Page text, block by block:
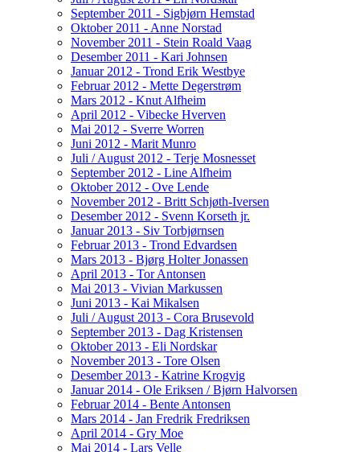
September 2011 - Sigbjørn Hemstad
Oktober 2011 - Anne Norstad
November 2011 - Stein Roald Vaag
Desember 2011 - Kari Johnsen
Januar 2012 - Trond Erik Westbye
Februar 2012 - Mette Degerstrøm
Mars 2012 - Knut Alfheim
April 2012 - Vibecke Hverven
Mai 2012 - Sverre Worren
Juni 2012 - Marit Munro
Juli / August 2012 - Terje Mosnesset
September 2012 - Line Alfheim
Oktober 2012 - Ove Lende
November 2012 - Britt Schjøth-Iversen
Desember 2012 - Svenn Korseth jr.
Januar 2013 - Siv Torbjørnsen
Februar 2013 - Trond Edvardsen
Mars 2013 - Bjørg Holter Jonassen
April 2013 - Tor Antonsen
Mai 2013 - Vivian Markussen
Juni 2013 - Kai Mikalsen
Juli / August 2013 - Cora Brusevold
September 2013 - Dag Kristensen
Oktober 2013 - Eli Nordskar
November 2013 - Tore Olsen
Desember 2013 - Katrine Krogvig
Januar 2014 - Ole Eriksen / Bjørn Halvorsen
Februar 2014 - Bente Antonsen
Mars 2014 - Jan Fredrik Fredriksen
April 2014 - Gry Moe
Mai 2014 - Lars Velle